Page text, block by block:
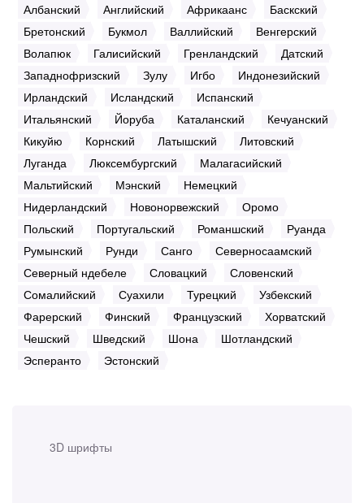
3D шрифты
Албанский Английский Африкаанс
Баскский
Бретонский
Букмол Валлийский
Венгерский
Волапюк
Галисийский Гренландский
Датский
Западнофризский
Зулу Игбо
Индонезийский
Ирландский
Исландский
Испанский
Итальянский
Йоруба Каталанский
Кечуанский
Кикуйю
Корнский Латышский
Литовский
Луганда
Люксембургский
Малагасийский
Мальтийский
Мэнский
Немецкий
Нидерландский
Новонорвежский
Оромо
Польский
Португальский Романшский
Руанда
Румынский
Рунди Санго
Северносаамский
Северный ндебеле
Словацкий
Словенский
Сомалийский
Суахили Турецкий
Узбекский
Фарерский
Финский Французский
Хорватский
Чешский
Шведский Шона
Шотландский
Эсперанто
Эстонский